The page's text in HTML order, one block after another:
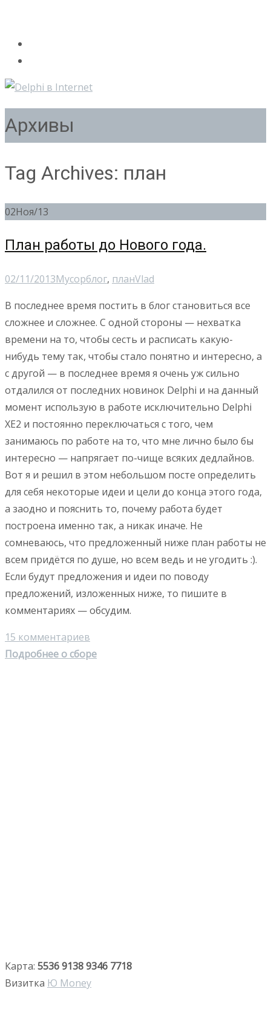
Архивы
Tag Archives: план
02Ноя/13
План работы до Нового года.
02/11/2013Мусорблог, планVlad
В последнее время постить в блог становиться все
сложнее и сложнее. С одной стороны — нехватка
времени на то, чтобы сесть и расписать какую-
нибудь тему так, чтобы стало понятно и интересно, а
с другой — в последнее время я очень уж сильно
отдалился от последних новинок Delphi и на данный
момент использую в работе исключительно Delphi
XE2 и постоянно переключаться с того, чем
занимаюсь по работе на то, что мне лично было бы
интересно — напрягает по-чище всяких дедлайнов.
Вот я и решил в этом небольшом посте определить
для себя некоторые идеи и цели до конца этого года,
а заодно и пояснить то, почему работа будет
построена именно так, а никак иначе. Не
сомневаюсь, что предложенный ниже план работы не
всем придётся по душе, но всем ведь и не угодить :).
Если будут предложения и идеи по поводу
предложений, изложенных ниже, то пишите в
комментариях — обсудим.
15 комментариев
Подробнее о сборе
Карта: 5536 9138 9346 7718
Визитка Ю Money